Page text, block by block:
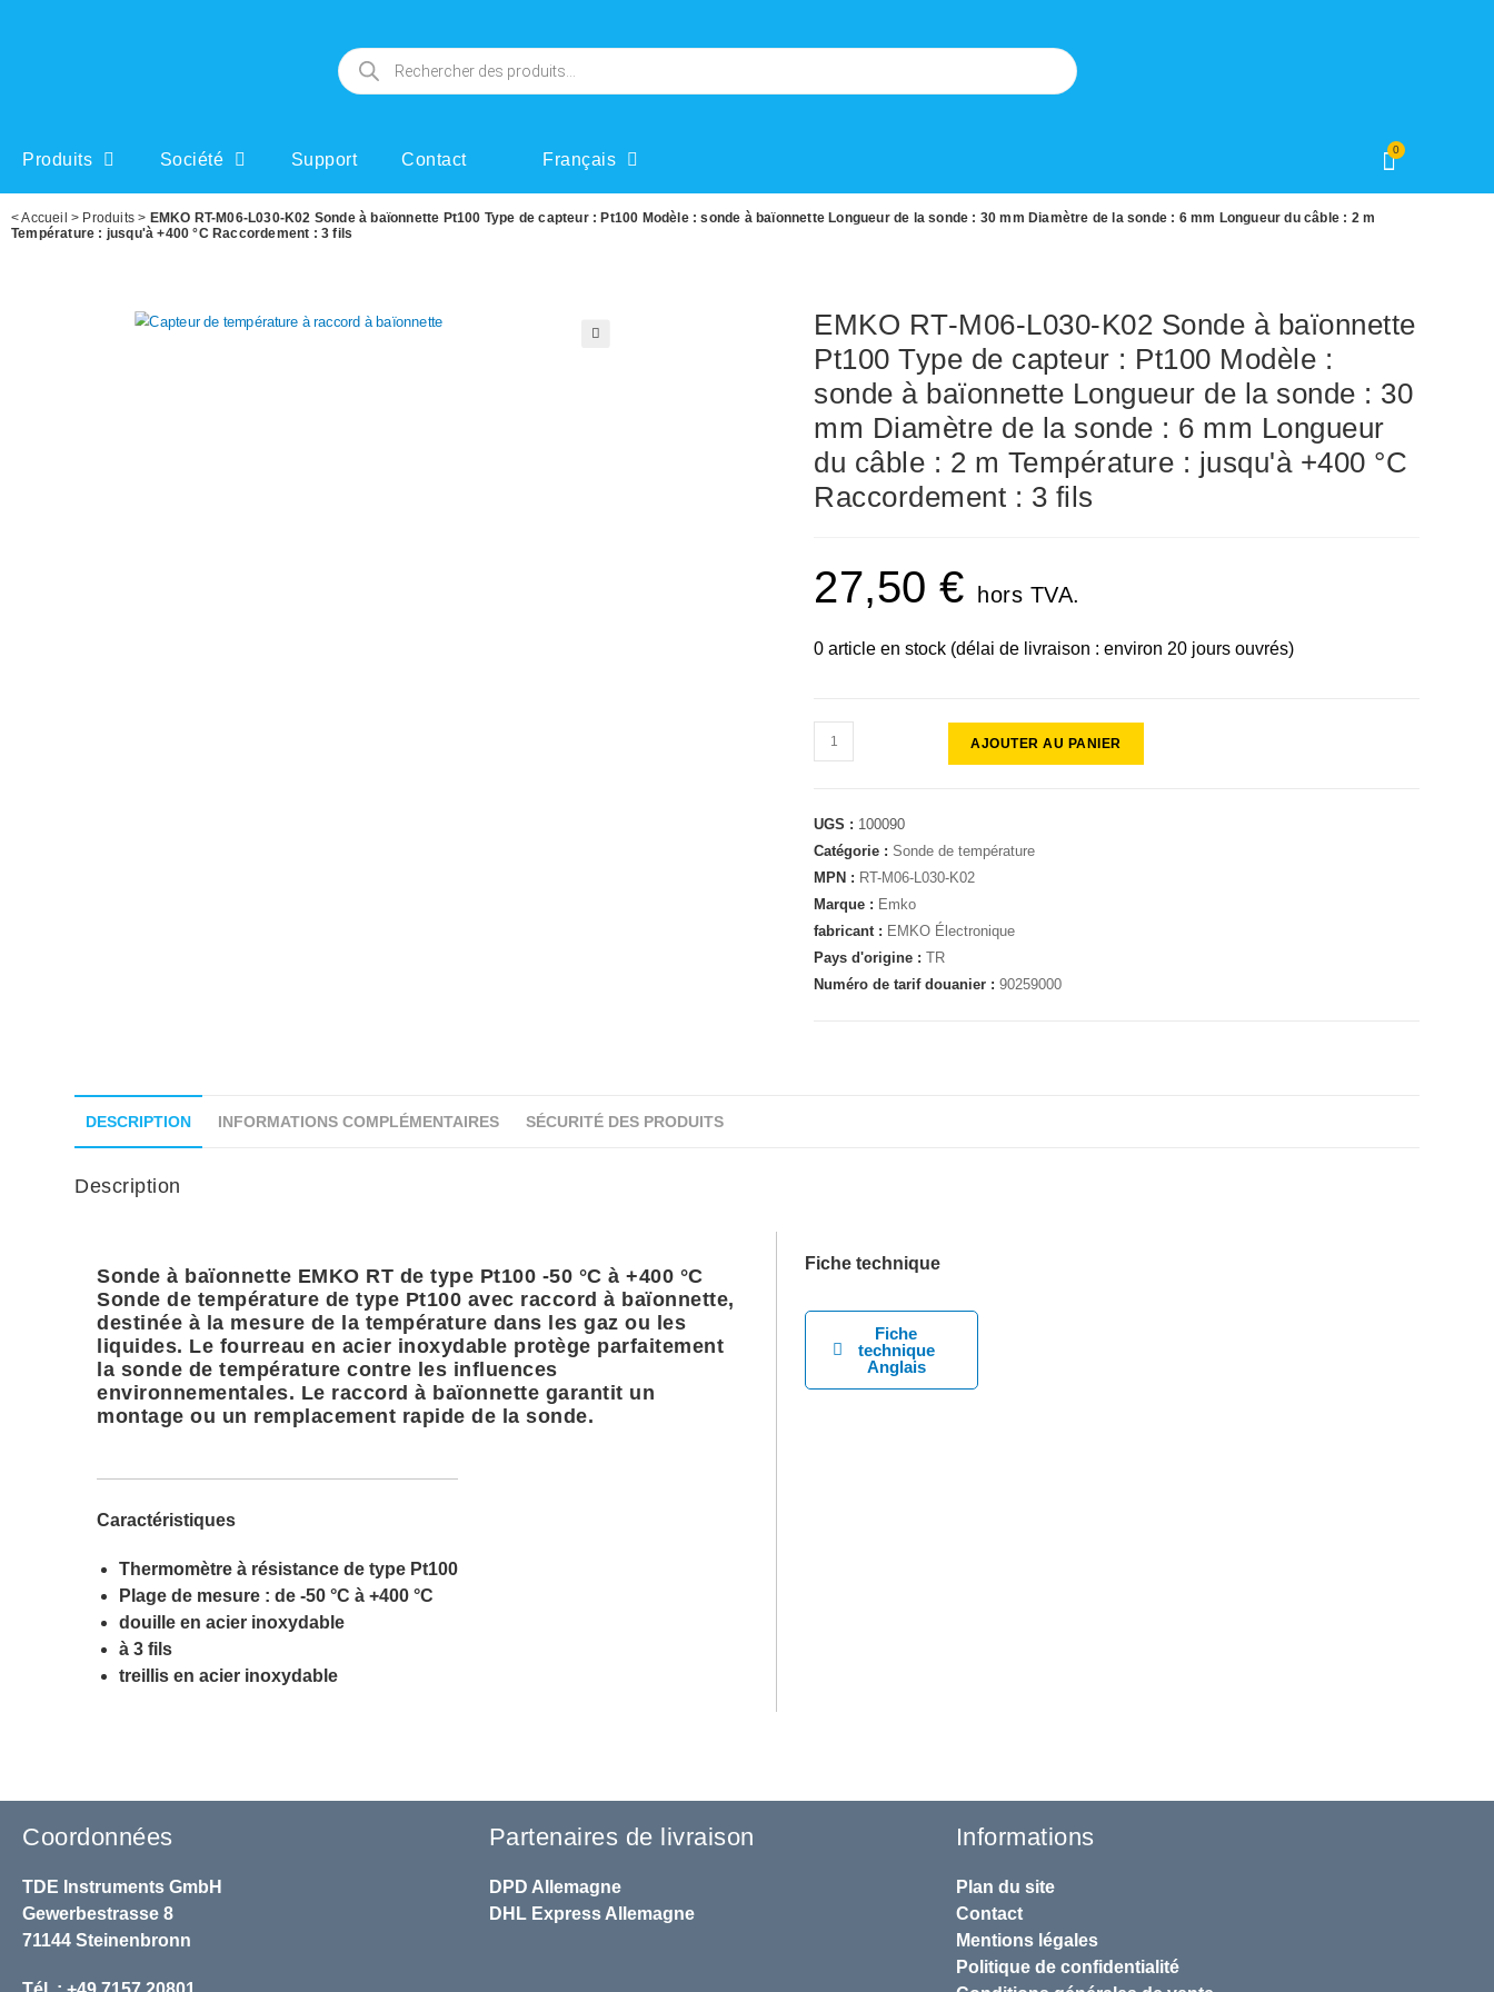
Produits Société Support Contact Français
0
<Accueil > Produits > EMKO RT-M06-L030-K02 Sonde à baïonnette Pt100 Type de capteur : Pt100 Modèle : sonde à baïonnette Longueur de la sonde : 30 mm Diamètre de la sonde : 6 mm Longueur du câble : 2 m
Température : jusqu'à +400 °C Raccordement : 3 fils
EMKO RT-M06-L030-K02 Sonde à baïonnette
Pt100 Type de capteur : Pt100 Modèle :
sonde à baïonnette Longueur de la sonde : 30
mm Diamètre de la sonde : 6 mm Longueur
du câble : 2 m Température : jusqu'à +400 °C
Raccordement : 3 fils
27,50€ hors TVA.
0 article en stock (délai de livraison : environ 20 jours ouvrés)
AJOUTER AU PANIER
UGS : 100090
Catégorie :Sonde de température
MPN : RT-M06-L030-K02
Marque : Emko
fabricant : EMKO Électronique
Pays d'origine :TR
Numéro de tarif douanier :90259000
DESCRIPTION INFORMATIONS COMPLÉMENTAIRES SÉCURITÉ DES PRODUITS
Description
Sonde à baïonnette EMKO RT de type Pt100 -50 °C à +400 °C
Sonde de température de type Pt100 avec raccord à baïonnette,
destinée à la mesure de la température dans les gaz ou les
liquides. Le fourreau en acier inoxydable protège parfaitement
la sonde de température contre les influences
environnementales. Le raccord à baïonnette garantit un
montage ou un remplacement rapide de la sonde.
Caractéristiques
Thermomètre à résistance de type Pt100
Plage de mesure : de -50 °C à +400 °C
douille en acier inoxydable
à 3 fils
treillis en acier inoxydable
Fiche technique
Fiche
technique
Anglais
Coordonnées
TDE Instruments GmbH
Gewerbestrasse 8
71144 Steinenbronn
Partenaires de livraison
DPD Allemagne
DHLExpress Allemagne
Informations
Plan du site
Contact
Mentions légales
Politique de confidentialité